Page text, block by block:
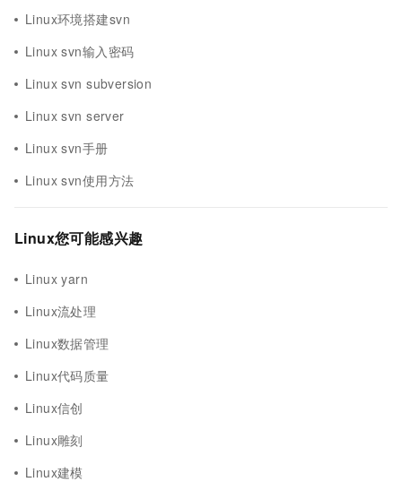
Linux环境搭建svn
Linux svn输入密码
Linux svn subversion
Linux svn server
Linux svn手册
Linux svn使用方法
Linux您可能感兴趣
Linux yarn
Linux流处理
Linux数据管理
Linux代码质量
Linux信创
Linux雕刻
Linux建模